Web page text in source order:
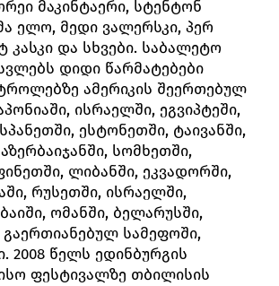
მაკინტაერი, სტენტონ
ელო, მედი ვალერსკი, პერ
კასკი და სხვები. საბალეტო
დიდი წარმატებები
ამერიკის შეერთებულ
ისრაელში, ეგვიპტეში,
ესტონეთში, ტაივანში,
სომხეთში,
ლიბანში, ეკვადორში,
რუსეთში, ისრაელში,
ომანში, ბელარუსში,
გაერთიანებულ სამეფოში,
2008 წელს ედინბურგის
ფესტივალზე თბილისის